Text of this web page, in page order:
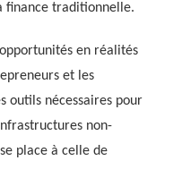
finance traditionnelle.
en réalités
et les
outils nécessaires pour
non-
place à celle de